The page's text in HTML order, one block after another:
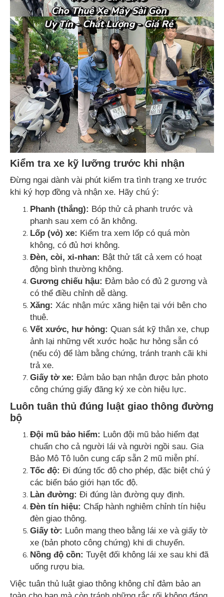
Kiểm tra xe kỹ lưỡng trước khi nhận
Đừng ngại dành vài phút kiểm tra tình trạng xe trước
khi ký hợp đồng và nhận xe. Hãy chú ý:
Phanh (thắng): Bóp thử cả phanh trước và
phanh sau xem có ăn không.
Lốp (vỏ) xe: Kiểm tra xem lốp có quá mòn
không, có đủ hơi không.
Đèn, còi, xi-nhan: Bật thử tất cả xem có hoạt
động bình thường không.
Gương chiếu hậu: Đảm bảo có đủ 2 gương và
có thể điều chỉnh dễ dàng.
Xăng: Xác nhận mức xăng hiện tại với bên cho
thuê.
Vết xước, hư hỏng: Quan sát kỹ thân xe, chụp
ảnh lại những vết xước hoặc hư hỏng sẵn có
(nếu có) để làm bằng chứng, tránh tranh cãi khi
trả xe.
Giấy tờ xe: Đảm bảo bạn nhận được bản photo
công chứng giấy đăng ký xe còn hiệu lực.
Luôn tuân thủ đúng luật giao thông đường
bộ
Đội mũ bảo hiểm: Luôn đội mũ bảo hiểm đạt
chuẩn cho cả người lái và người ngồi sau. Gia
Bảo Mô Tô luôn cung cấp sẵn 2 mũ miễn phí.
Tốc độ: Đi đúng tốc độ cho phép, đặc biệt chú ý
các biển báo giới hạn tốc độ.
Làn đường: Đi đúng làn đường quy định.
Đèn tín hiệu: Chấp hành nghiêm chỉnh tín hiệu
đèn giao thông.
Giấy tờ: Luôn mang theo bằng lái xe và giấy tờ
xe (bản photo công chứng) khi di chuyển.
Nồng độ cồn: Tuyệt đối không lái xe sau khi đã
uống rượu bia.
Việc tuân thủ luật giao thông không chỉ đảm bảo an